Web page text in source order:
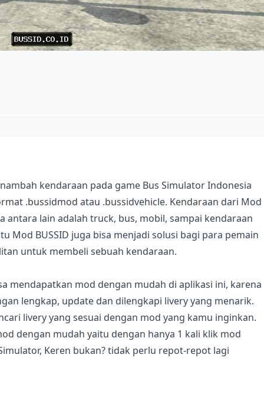
kendaraan pada game Bus Simulator Indonesia
.bussidmod atau .bussidvehicle. Kendaraan dari Mod
antara lain adalah truck, bus, mobil, sampai kendaraan
Mod BUSSID juga bisa menjadi solusi bagi para pemain
untuk membeli sebuah kendaraan.
mendapatkan mod dengan mudah di aplikasi ini, karena
lengkap, update dan dilengkapi livery yang menarik.
livery yang sesuai dengan mod yang kamu inginkan.
dengan mudah yaitu dengan hanya 1 kali klik mod
Keren bukan? tidak perlu repot-repot lagi